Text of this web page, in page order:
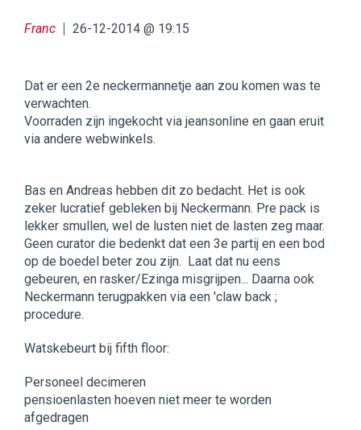
Franc 26-12-2014 @ 19:15
Dat er een 2e neckermannetje aan zou komen was te
verwachten.
Voorraden zijn ingekocht via jeansonline en gaan eruit
via andere webwinkels.
Bas en Andreas hebben dit zo bedacht. Het is ook
zeker lucratief gebleken bij Neckermann. Pre pack is
lekker smullen, wel de lusten niet de lasten zeg maar.
Geen curator die bedenkt dat een 3e partij en een bod
op de boedel beter zou zijn. Laat dat nu eens
gebeuren, en rasker/Ezinga misgrijpen... Daarna ook
Neckermann terugpakken via een 'claw back ;
procedure.
Watskebeurt bij fifth floor:
Personeel decimeren
pensioenlasten hoeven niet meer te worden
afgedragen